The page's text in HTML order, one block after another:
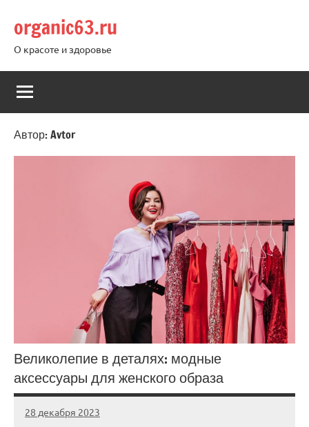
содержимому
organic63.ru
О красоте и здоровье
Автор:Avtor
Великолепие в деталях: модные
аксессуары для женского образа
28 декабря 2023
Avtor
Нет